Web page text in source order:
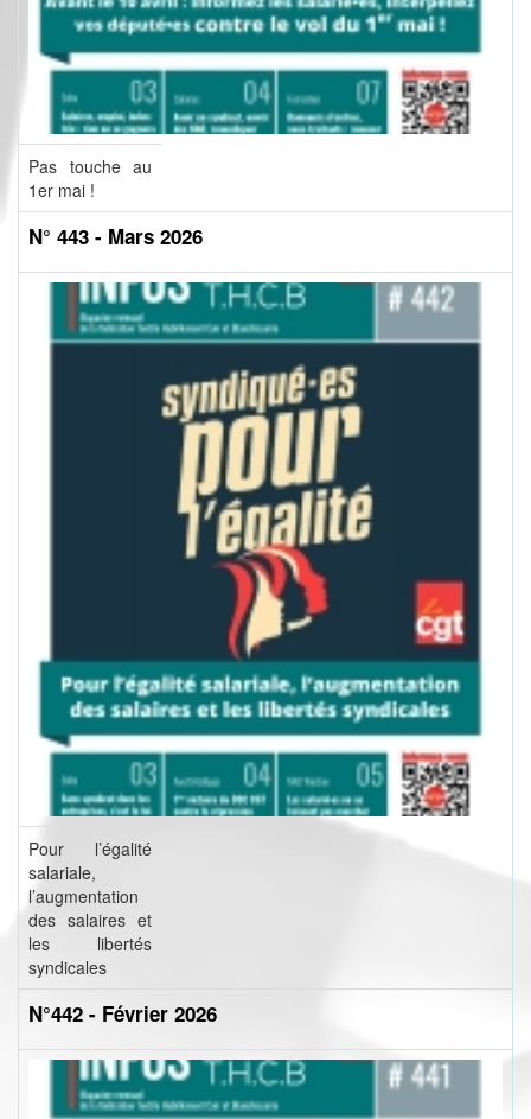
Pas touche au
1er mai !
N° 443 - Mars 2026
Pour l’égalité
salariale,
l’augmentation
des salaires et
les libertés
syndicales
N°442 - Février 2026